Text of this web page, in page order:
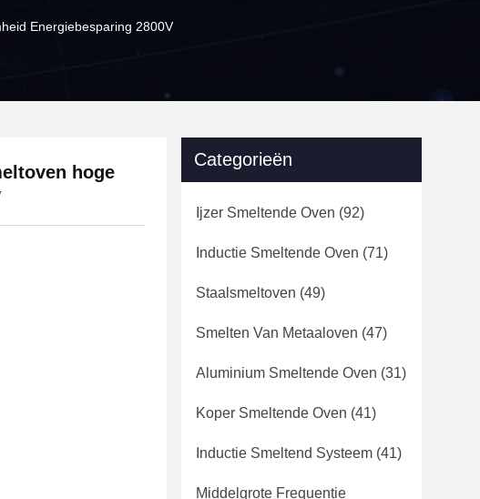
Energiebesparing 2800V
hoge
Categorieën
Ijzer Smeltende Oven (92)
Inductie Smeltende Oven (71)
Staalsmeltoven (49)
Smelten Van Metaaloven (47)
Aluminium Smeltende Oven (31)
Koper Smeltende Oven (41)
Inductie Smeltend Systeem (41)
Middelgrote Frequentie